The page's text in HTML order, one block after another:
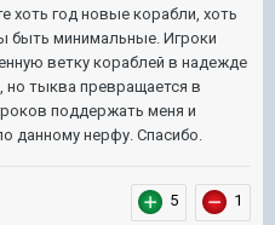
хоть год новые корабли, хоть
быть минимальные. Игроки
ветку кораблей в надежде
тыква превращается в
поддержать меня и
данному нерфу. Спасибо.
5 1